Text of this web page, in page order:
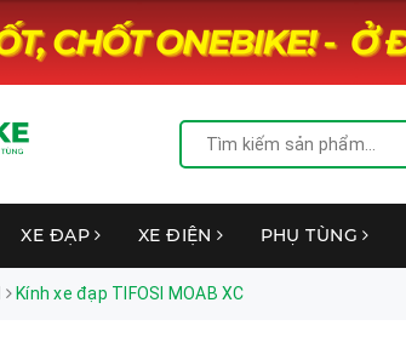
XE ĐẠP XE ĐIỆN PHỤ TÙNG
Kính xe đạp TIFOSI MOAB XC